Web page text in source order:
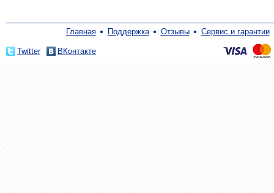
Главная Поддержка Отзывы Сервис и гарантии
Twitter ВКонтакте